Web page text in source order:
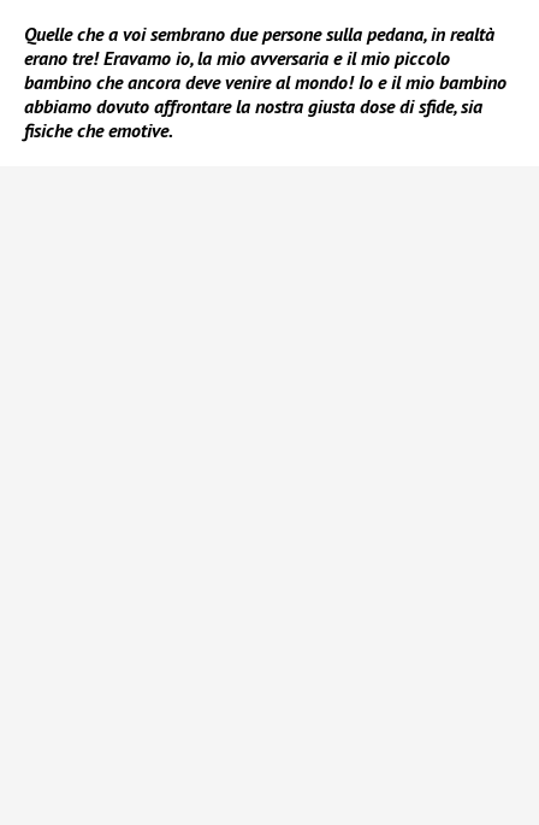
Quelle che a voi sembrano due persone sulla pedana, in realtà
erano tre! Eravamo io, la mio avversaria e il mio piccolo
bambino che ancora deve venire al mondo! Io e il mio bambino
abbiamo dovuto affrontare la nostra giusta dose di sfide, sia
fisiche che emotive.